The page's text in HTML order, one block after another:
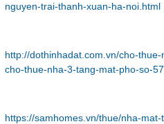
nguyen-trai-thanh-xuan-ha-noi.html
http://dothinhadat.com.vn/cho-
cho-thue-nha-3-tang-mat-pho-so-
https://samhomes.vn/thue/nha-